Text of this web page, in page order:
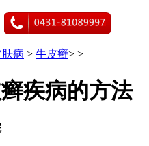
病 > 牛皮癣> >
疾病的方法